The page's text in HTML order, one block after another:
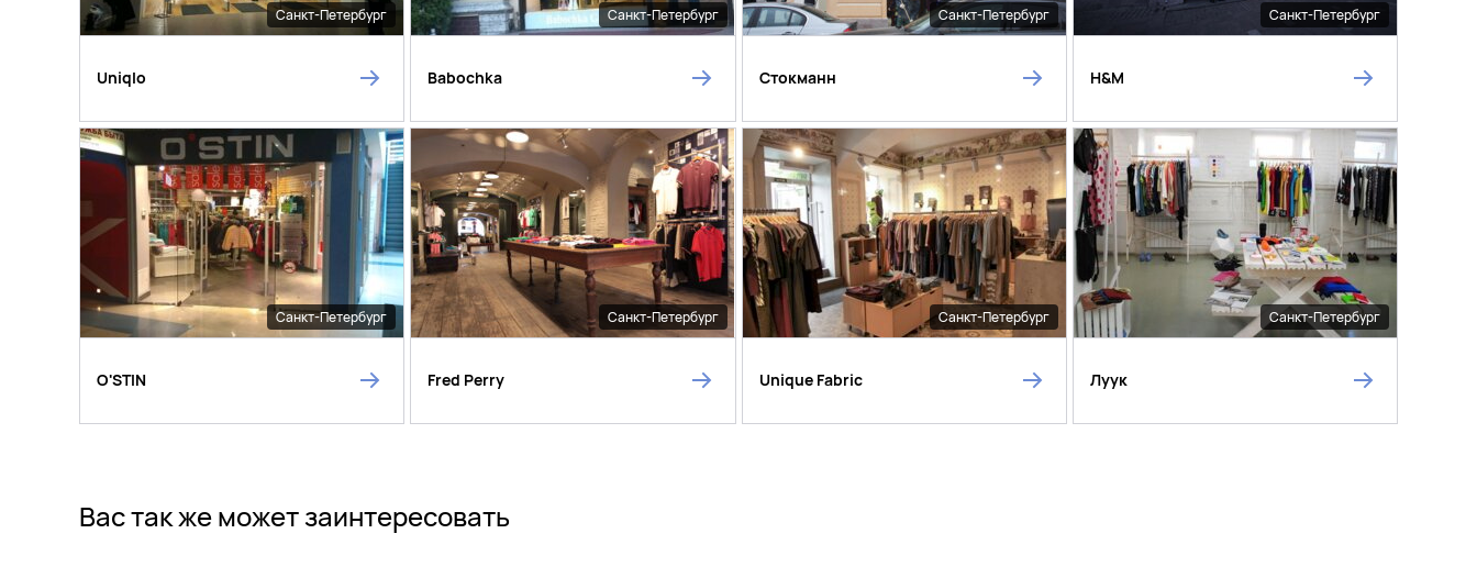
Санкт-Петербург
Uniqlo
Санкт-Петербург
Babochka
Санкт-Петербург
Стокманн
Санкт-Петербург
H&M
Санкт-Петербург
O'STIN
Санкт-Петербург
Fred Perry
Санкт-Петербург
Unique Fabric
Санкт-Петербург
Луук
Вас так же может заинтересовать